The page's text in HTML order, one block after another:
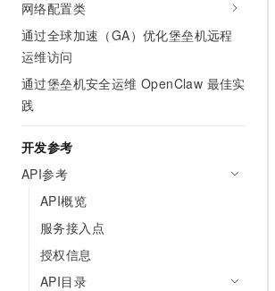
网络配置类
通过全球加速（GA）优化堡垒机远程
运维访问
通过堡垒机安全运维 OpenClaw 最佳实
践
开发参考
API参考
API概览
服务接入点
授权信息
API目录
终端用户计算
Serverless
迁移与运维管理
专有云